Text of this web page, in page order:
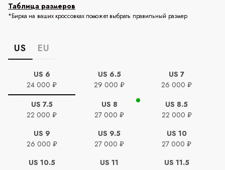
Таблица размеров
*Бирка на ваших кроссовках поможет выбрать правильный размер
US EU
US 6
24 000 ₽
US 6.5
29 000 ₽
US 7
26 000 ₽
US 7.5
22 000 ₽
US 8
27 000 ₽
US 8.5
22 000 ₽
US 9
26 000 ₽
US 9.5
27 000 ₽
US 10
27 000 ₽
US 10.5
US 11
US 11.5